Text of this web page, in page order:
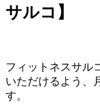
サルコ】
フィットネスサル
いただけるよう、
す。